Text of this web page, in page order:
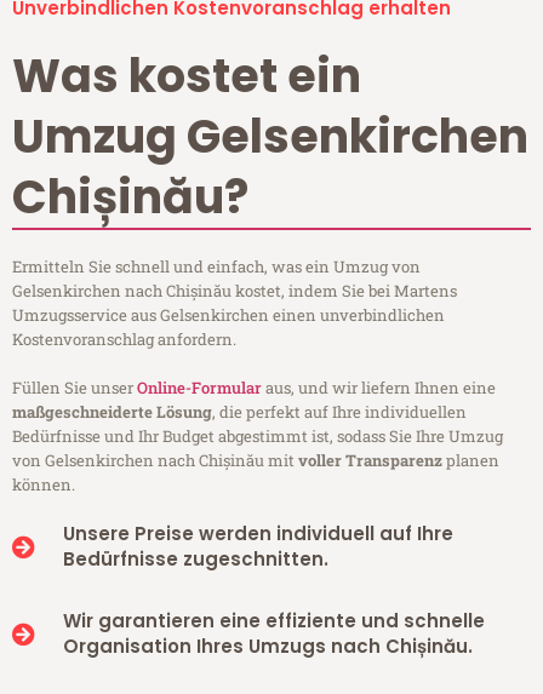
Unverbindlichen Kostenvoranschlag erhalten
Was kostet ein
Umzug Gelsenkirchen
Chișinău?
Ermitteln Sie schnell und einfach, was ein Umzug von
Gelsenkirchen nach Chișinău kostet, indem Sie bei Martens
Umzugsservice aus Gelsenkirchen einen unverbindlichen
Kostenvoranschlag anfordern.
Füllen Sie unserOnline-Formularaus, und wir liefern Ihnen eine
maßgeschneiderte Lösung, die perfekt auf Ihre individuellen
Bedürfnisse und Ihr Budget abgestimmt ist, sodass Sie Ihre Umzug
von Gelsenkirchen nach Chișinău mitvoller Transparenzplanen
können.
Unsere Preise werden individuell auf Ihre
Bedürfnisse zugeschnitten.
Wir garantieren eine effiziente und schnelle
Organisation Ihres Umzugs nach Chișinău.